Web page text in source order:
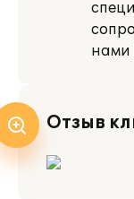
нами
Отзыв